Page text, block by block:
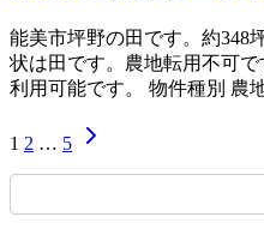
能美市坪野の田です。約348
状は田です。農地転用不可
利用可能です。 物件種別 農
1 2 … 5